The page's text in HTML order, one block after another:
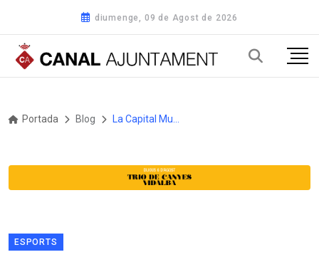
diumenge, 09 de Agost de 2026
Portada Blog
ESPORTS